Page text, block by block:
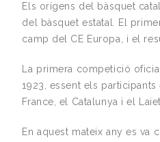
Els orígens del bàsquet
del bàsquet estatal. El
camp del CE Europa, i el
La primera competició
1923, essent els participants
France, el Catalunya i el
En aquest mateix any es va